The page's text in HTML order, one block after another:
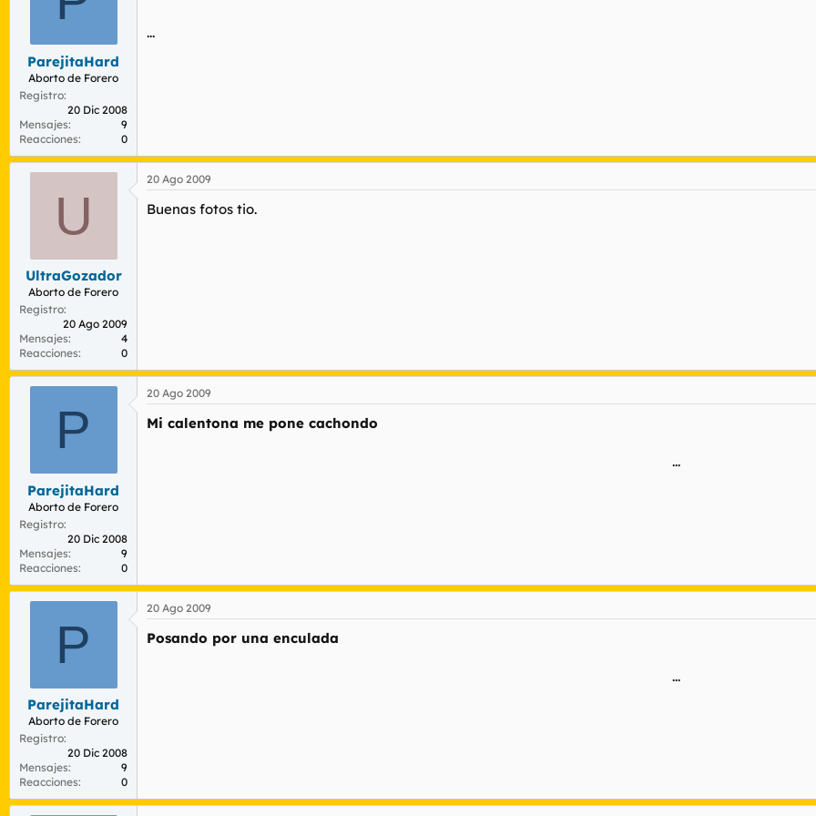
ParejitaHard
Aborto de Forero
Registro
20 Dic 2008
Mensajes
9
Reacciones
0
...
U
UltraGozador
Aborto de Forero
Registro
20 Ago 2009
Mensajes
4
Reacciones
0
20 Ago 2009
Buenas fotos tio.
P
ParejitaHard
Aborto de Forero
Registro
20 Dic 2008
Mensajes
9
Reacciones
0
20 Ago 2009
Mi calentona me pone cachondo
...​
P
ParejitaHard
Aborto de Forero
Registro
20 Dic 2008
Mensajes
9
Reacciones
0
20 Ago 2009
Posando por una enculada
...​